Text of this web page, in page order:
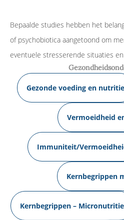
Bepaalde studies hebben het
of psychobiotica aangetoond om
eventuele stresserende situaties
Gezonde voeding en nutritie
Vermoeidheid
Immuniteit/
Kernbegrippen
Kernbegrippen – Micronutritie